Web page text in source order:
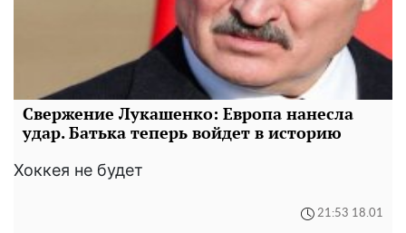
Свержение Лукашенко: Европа нанесла
удар. Батька теперь войдет в историю
Хоккея не будет
21:53 18.01